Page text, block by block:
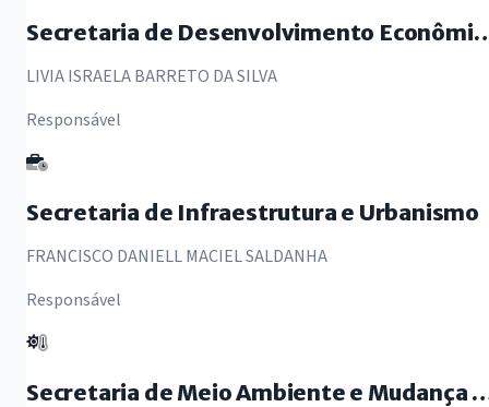
Secretaria de
LIVIA ISRAELA BARRETO DA SILVA
Responsável
Secretaria de Infraestrutura e Urbanismo
FRANCISCO DANIELL MACIEL SALDANHA
Responsável
Secretaria de Meio